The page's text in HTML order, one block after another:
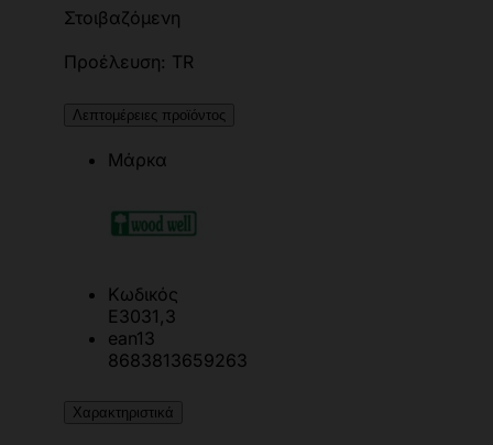
Στοιβαζόμενη
Προέλευση: TR
Λεπτομέρειες προϊόντος
Μάρκα
Κωδικός
Ε3031,3
ean13
8683813659263
Χαρακτηριστικά